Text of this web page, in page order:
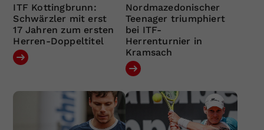
ITF Kottingbrunn:
Schwärzler mit erst
17 Jahren zum ersten
Herren-Doppeltitel
Nordmazedonischer
Teenager triumphiert
bei ITF-
Herrenturnier in
Kramsach